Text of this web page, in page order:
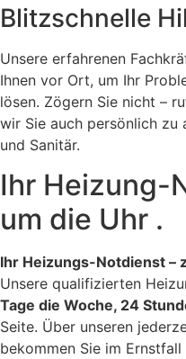
Blitzschnelle
Unsere erfahrenen
Ihnen vor Ort, um Ihr
lösen. Zögern Sie nicht –
wir Sie auch persönlich zu
und Sanitär.
Ihr Heizung-
um die Uhr .
Ihr Heizungs-Notdienst –
Unsere qualifizierten
Tage die Woche, 24
Seite. Über unseren
bekommen Sie im